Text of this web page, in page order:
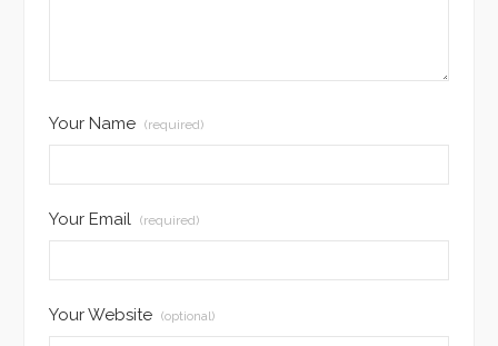
Your Name (required)
Your Email (required)
Your Website (optional)